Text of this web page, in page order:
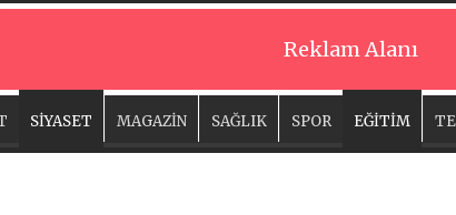
Reklam Alanı
SİYASET MAGAZİN SAĞLIK SPOR EĞİTİM